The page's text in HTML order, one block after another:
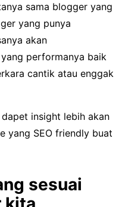
sama blogger yang
yang punya
akan
performanya baik
cantik atau enggak
insight lebih akan
yang SEO friendly buat
sesuai